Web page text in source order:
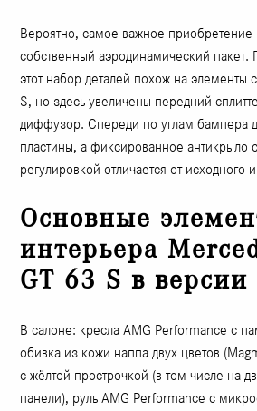
Вероятно, самое важное
собственный аэродинамический пакет.
этот набор деталей похож на элементы
S, но здесь увеличены передний
диффузор. Спереди по углам бампера
пластины, а фиксированное антикрыло
регулировкой отличается от
Основные
интерьера
GT 63 S в
В салоне: кресла AMG Performance с
обивка из кожи наппа двух цветов
с жёлтой прострочкой (в том числе на
панели), руль AMG Performance с